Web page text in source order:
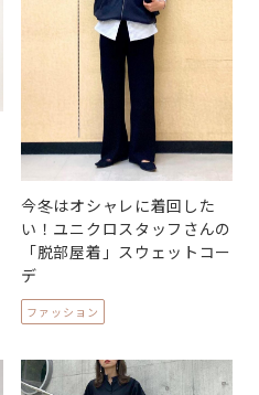
今冬はオシャレに着回した
い！ユニクロスタッフさんの
「脱部屋着」スウェットコー
デ
ファッション